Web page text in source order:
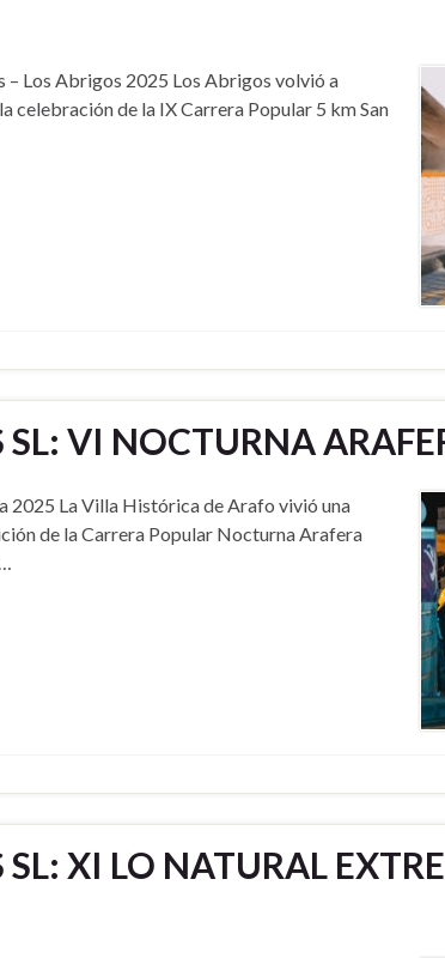
– Los Abrigos 2025 Los Abrigos volvió a
de la IX Carrera Popular 5 km San
VI NOCTURNA
2025 La Villa Histórica de Arafo vivió una
de la Carrera Popular Nocturna Arafera
XI LO NATURAL